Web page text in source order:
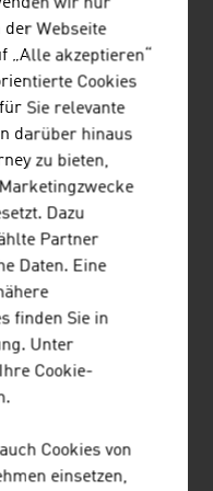
Marktanteil der
Musikformate in
%
wir nur
der Webseite
„Alle akzeptieren“
Cookies
Sie relevante
darüber hinaus
zu bieten,
Dazu
Partner
Daten. Eine
finden Sie in
Unter
Cookie-
Cookies von
einsetzen,